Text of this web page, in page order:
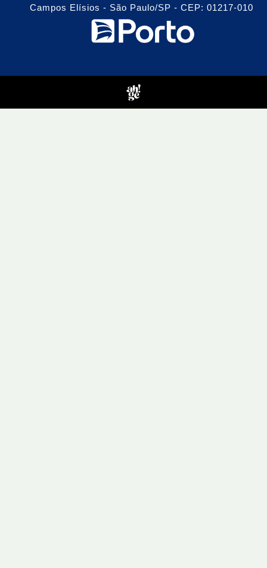
Campos Elísios - São Paulo/SP - CEP: 01217-010